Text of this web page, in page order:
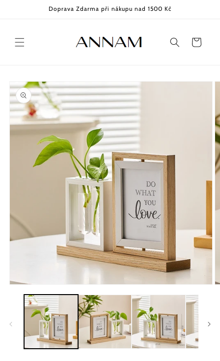
Doprava Zdarma při nákupu nad 1500 Kč
Košík
informace
o
produktu
multimédia
modálním
okně